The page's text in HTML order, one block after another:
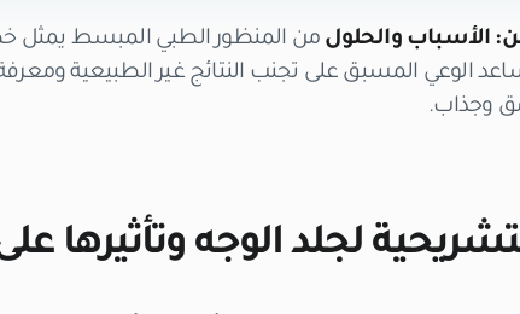
الأسباب والحلول من المنظور الطبي المبسط يمثل
الوعي المسبق على تجنب النتائج غير الطبيعية ومعرفة
وجذاب.
لجلد الوجه وتأثيرها